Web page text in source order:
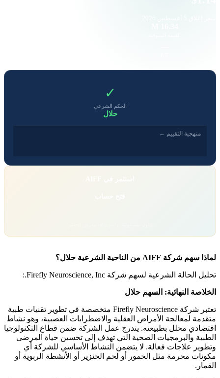
✓
الحكم الشرعي
حلال
منهجية التقييم ←
لماذا سهم شركة AIFF من الناحية الشرعية حلال؟
تحليل الحالة الشرعية لسهم شركة Firefly Neuroscience, Inc.:
الخلاصة النهائية: السهم حلال
تعتبر شركة Firefly Neuroscience متخصصة في تطوير تقنيات طبية
متقدمة لمعالجة الأمراض العقلية والاضطرابات العصبية، وهو نشاط
اقتصادي محلل بطبيعته. يندرج عمل الشركة ضمن قطاع التكنولوجيا
الطبية والبرمجيات الصحية التي تهدف إلى تحسين حياة المرضى
وتطوير علاجات فعالة. لا يتضمن النشاط الأساسي للشركة أي
مكونات محرمة مثل الخمور أو لحم الخنزير أو الأنشطة الربوية أو
القمار.